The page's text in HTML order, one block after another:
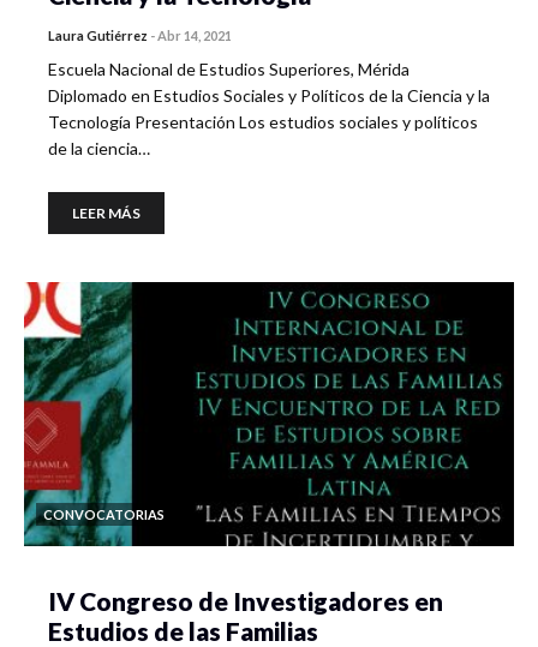
Laura Gutiérrez -Abr 14, 2021
Escuela Nacional de Estudios Superiores, Mérida
Diplomado en Estudios Sociales y Políticos de la Ciencia y la
Tecnología Presentación Los estudios sociales y políticos
de la ciencia…
LEER MÁS
CONVOCATORIAS
IV Congreso de Investigadores en
Estudios de las Familias